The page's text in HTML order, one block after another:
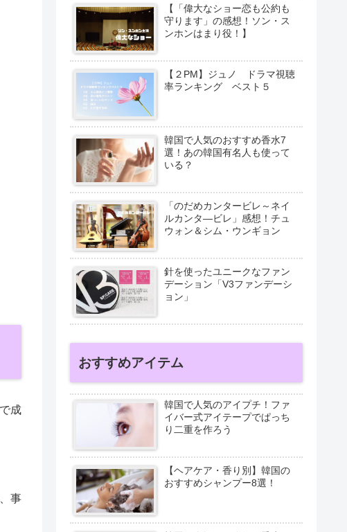
成
事
【「偉大なショー恋も公約も
守ります」の感想！ソン・ス
ンホンはまり役！】
【２PM】ジュノ ドラマ視聴
率ランキング ベスト５
韓国で人気のおすすめ香水7
選！あの韓国有名人も使って
いる？
「のだめカンタービレ～ネイ
ルカンタ―ビレ」感想！チュ
ウォン＆シム・ウンギョン
針を使ったユニークなファン
デーション「V3ファンデーシ
ョン」
おすすめアイテム
韓国で人気のアイプチ！ファ
イバー式アイテープでぱっち
り二重を作ろう
【ヘアケア・香り別】韓国の
おすすめシャンプー8選！